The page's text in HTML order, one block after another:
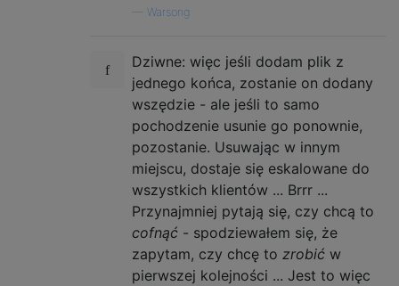
Warsong
Dziwne: więc jeśli dodam plik z
jednego końca, zostanie on dodany
wszędzie - ale jeśli to samo
pochodzenie usunie go ponownie,
pozostanie. Usuwając w innym
miejscu, dostaje się eskalowane do
wszystkich klientów ... Brrr ...
Przynajmniej pytają się, czy chcą to
cofnąć - spodziewałem się, że
zapytam, czy chcę to zrobić w
pierwszej kolejności ... Jest to więc